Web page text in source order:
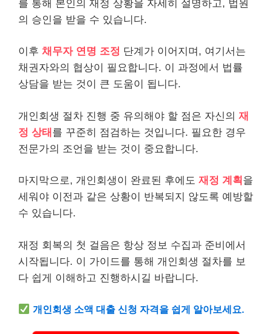
를 통해 본인의 재정 상황을 자세히 설명하고, 법원
의 승인을 받을 수 있습니다.
이후 채무자 연명 조정 단계가 이어지며, 여기서는
채권자와의 협상이 필요합니다. 이 과정에서 법률
상담을 받는 것이 큰 도움이 됩니다.
개인회생 절차 진행 중 유의해야 할 점은 자신의 재
정 상태 를 꾸준히 점검하는 것입니다. 필요한 경우
전문가의 조언을 받는 것이 중요합니다.
마지막으로, 개인회생이 완료된 후에도 재정 계획 을
세워야 이전과 같은 상황이 반복되지 않도록 예방할
수 있습니다.
재정 회복의 첫 걸음은 항상 정보 수집과 준비에서
시작됩니다. 이 가이드를 통해 개인회생 절차를 보
다 쉽게 이해하고 진행하시길 바랍니다.
개인회생 소액 대출 신청 자격을 쉽게 알아보세요.